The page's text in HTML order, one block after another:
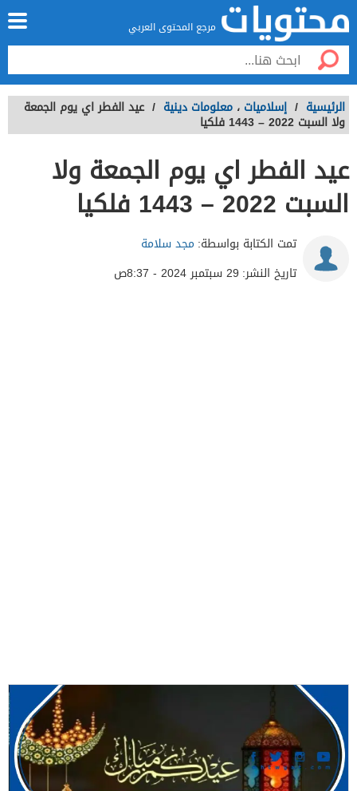
مرجع المحتوى العربي
الرئيسية / إسلاميات ، معلومات دينية / عيد الفطر اي يوم الجمعة
ولا السبت 2022 – 1443 فلكيا
عيد الفطر اي يوم الجمعة ولا
السبت 2022 – 1443 فلكيا
تمت الكتابة بواسطة: مجد سلامة
تاريخ النشر: 29 سبتمبر 2024 - 8:37ص